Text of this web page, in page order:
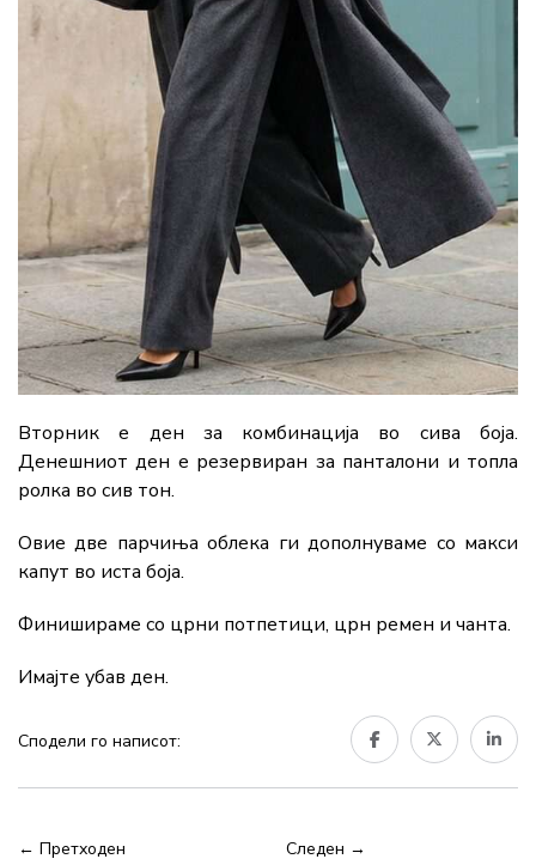
Вторник е ден за комбинација во сива боја.
Денешниот ден е резервиран за панталони и топла
ролка во сив тон.
Овие две парчиња облека ги дополнуваме со макси
капут во иста боја.
Финишираме со црни потпетици, црн ремен и чанта.
Имајте убав ден.
Сподели го написот:
← Претходен Следен →